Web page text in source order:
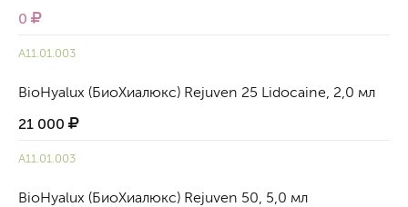
0
А11.01.003
BioHyalux (БиоХиалюкс) Rejuven 25 Lidocaine, 2,0 мл
21 000
А11.01.003
BioHyalux (БиоХиалюкс) Rejuven 50, 5,0 мл